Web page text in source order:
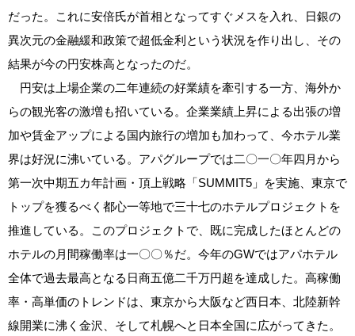
だった。これに安倍氏が首相となってすぐメスを入れ、日銀の
異次元の金融緩和政策で超低金利という状況を作り出し、その
結果が今の円安株高となったのだ。
円安は上場企業の二年連続の好業績を牽引する一方、海外か
らの観光客の激増も招いている。企業業績上昇による出張の増
加や賃金アップによる国内旅行の増加も加わって、今ホテル業
界は好況に沸いている。アパグループでは二〇一〇年四月から
第一次中期五カ年計画・頂上戦略「SUMMIT5」を実施、東京で
トップを獲るべく都心一等地で三十七のホテルプロジェクトを
推進している。このプロジェクトで、既に完成したほとんどの
ホテルの月間稼働率は一〇〇％だ。今年のGWではアパホテル
全体で過去最高となる日商五億二千万円超を達成した。高稼働
率・高単価のトレンドは、東京から大阪など西日本、北陸新幹
線開業に沸く金沢、そして札幌へと日本全国に広がってきた。